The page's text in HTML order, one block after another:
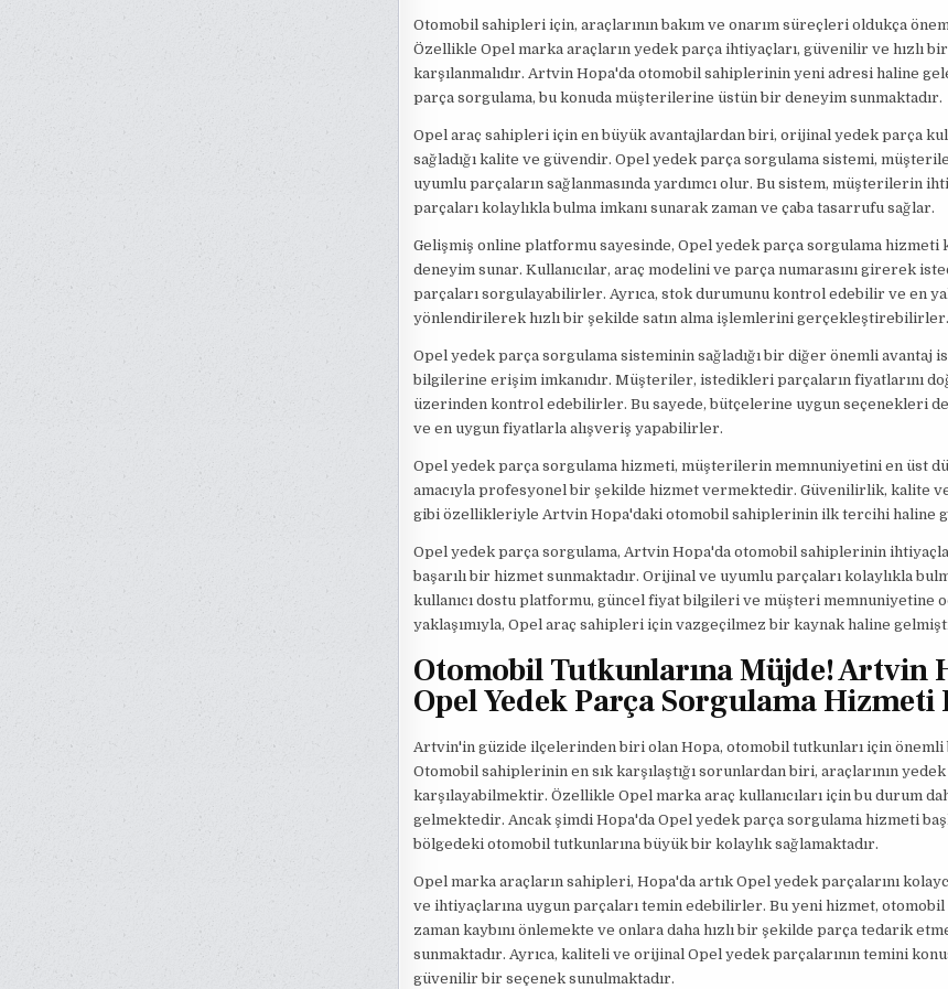
Otomobil sahipleri için, araçlarının bakım ve onarım süreçleri oldukça
Özellikle Opel marka araçların yedek parça ihtiyaçları, güvenilir ve hızlı
karşılanmalıdır. Artvin Hopa'da otomobil sahiplerinin yeni adresi haline
parça sorgulama, bu konuda müşterilerine üstün bir deneyim sunmaktadır.
Opel araç sahipleri için en büyük avantajlardan biri, orijinal yedek parça
sağladığı kalite ve güvendir. Opel yedek parça sorgulama sistemi,
uyumlu parçaların sağlanmasında yardımcı olur. Bu sistem, müşterilerin
parçaları kolaylıkla bulma imkanı sunarak zaman ve çaba tasarrufu sağlar.
Gelişmiş online platformu sayesinde, Opel yedek parça sorgulama hizmeti
deneyim sunar. Kullanıcılar, araç modelini ve parça numarasını girerek
parçaları sorgulayabilirler. Ayrıca, stok durumunu kontrol edebilir ve en
yönlendirilerek hızlı bir şekilde satın alma işlemlerini gerçekleştirebilirler.
Opel yedek parça sorgulama sisteminin sağladığı bir diğer önemli avantaj
bilgilerine erişim imkanıdır. Müşteriler, istedikleri parçaların fiyatlarını
üzerinden kontrol edebilirler. Bu sayede, bütçelerine uygun seçenekleri
ve en uygun fiyatlarla alışveriş yapabilirler.
Opel yedek parça sorgulama hizmeti, müşterilerin memnuniyetini en üst
amacıyla profesyonel bir şekilde hizmet vermektedir. Güvenilirlik, kalite ve
gibi özellikleriyle Artvin Hopa'daki otomobil sahiplerinin ilk tercihi haline
Opel yedek parça sorgulama, Artvin Hopa'da otomobil sahiplerinin
başarılı bir hizmet sunmaktadır. Orijinal ve uyumlu parçaları kolaylıkla
kullanıcı dostu platformu, güncel fiyat bilgileri ve müşteri memnuniyetine
yaklaşımıyla, Opel araç sahipleri için vazgeçilmez bir kaynak haline
Otomobil Tutkunlarına Müjde! Artvin
Opel Yedek Parça Sorgulama Hizmeti
Artvin'in güzide ilçelerinden biri olan Hopa, otomobil tutkunları için
Otomobil sahiplerinin en sık karşılaştığı sorunlardan biri, araçlarının yedek
karşılayabilmektir. Özellikle Opel marka araç kullanıcıları için bu durum
gelmektedir. Ancak şimdi Hopa'da Opel yedek parça sorgulama hizmeti
bölgedeki otomobil tutkunlarına büyük bir kolaylık sağlamaktadır.
Opel marka araçların sahipleri, Hopa'da artık Opel yedek parçalarını
ve ihtiyaçlarına uygun parçaları temin edebilirler. Bu yeni hizmet,
zaman kaybını önlemekte ve onlara daha hızlı bir şekilde parça tedarik
sunmaktadır. Ayrıca, kaliteli ve orijinal Opel yedek parçalarının temini
güvenilir bir seçenek sunulmaktadır.